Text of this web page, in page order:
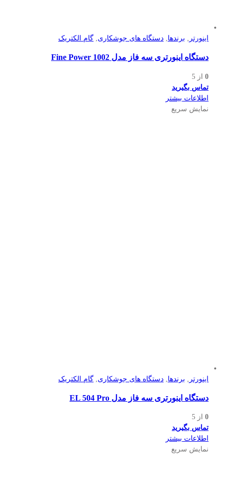
اینورتر برندها دستگاه های جوشکاری گام الکتریک
دستگاه اینورتری سه فاز مدل Fine Power 1002
0 از 5
تماس بگیرید
اطلاعات بیشتر
نمایش سریع
اینورتر برندها دستگاه های جوشکاری گام الکتریک
دستگاه اینورتری سه فاز مدل EL 504 Pro
0 از 5
تماس بگیرید
اطلاعات بیشتر
نمایش سریع